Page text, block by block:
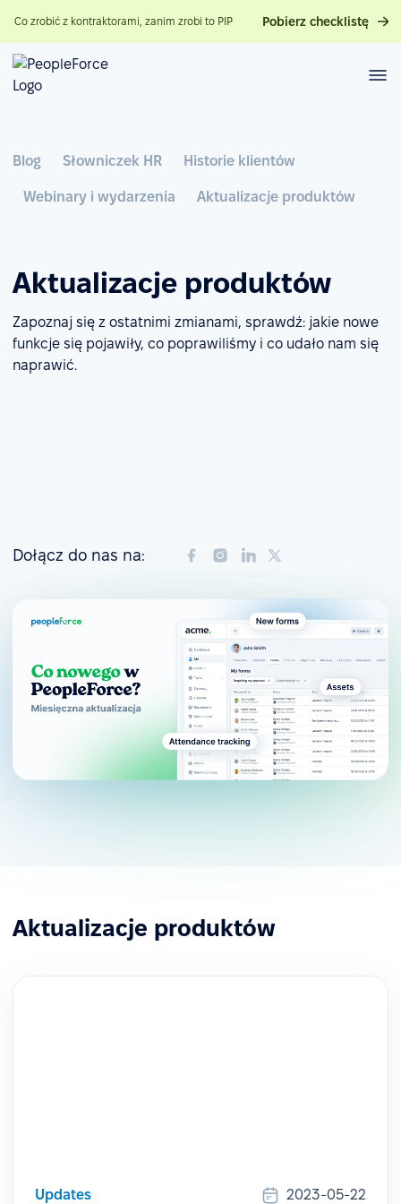
Co zrobić z kontraktorami, zanim zrobi to PIP Pobierz checklistę
Blog Słowniczek HR Historie klientów
Webinary i wydarzenia Aktualizacje produktów
Aktualizacje produktów
Zapoznaj się z ostatnimi zmianami, sprawdź: jakie nowe
funkcje się pojawiły, co poprawiliśmy i co udało nam się
naprawić.
Dołącz do nas na:
Aktualizacje produktów
Updates 2023-05-22